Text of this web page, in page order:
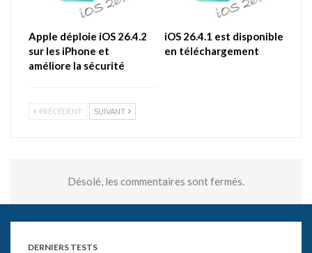
Apple déploie iOS 26.4.2
sur les iPhone et
améliore la sécurité
iOS 26.4.1 est disponible
en téléchargement
PRÉCÉDENT SUIVANT
Désolé, les commentaires sont fermés.
DERNIERS TESTS